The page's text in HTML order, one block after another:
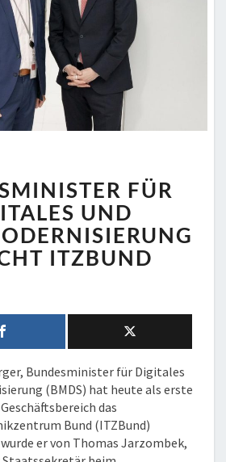
FÜR
DIGITALES
UND
STAATSMODERNISIERUNG
BESUCHT
FÜR
UND
ITZBUND
Bundesminister für Digitales
(BMDS) hat heute als erste
das
Bund (ITZBund)
er von Thomas Jarzombek,